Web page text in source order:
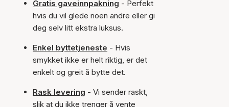
Gratis gaveinnpakning - Perfekt
hvis du vil glede noen andre eller gi
deg selv litt ekstra luksus.
Enkel byttetjeneste - Hvis
smykket ikke er helt riktig, er det
enkelt og greit å bytte det.
Rask levering - Vi sender raskt,
slik at du ikke trenger å vente